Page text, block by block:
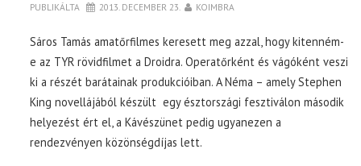
PUBLIKÁLTA 2013. DECEMBER 23. KOIMBRA
Sáros Tamás amatőrfilmes keresett meg azzal, hogy kitenném-
e az TYR rövidfilmet a Droidra. Operatőrként és vágóként veszi
ki a részét barátainak produkcióiban. A Néma – amely Stephen
King novellájából készült egy észtországi fesztiválon második
helyezést ért el, a Kávészünet pedig ugyanezen a
rendezvényen közönségdíjas lett.